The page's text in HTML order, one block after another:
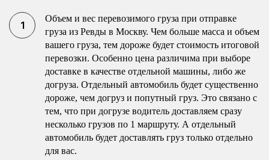
Объем и вес перевозимого груза при отправке
груза из Ревды в Москву. Чем больше масса и объем
вашего груза, тем дороже будет стоимость итоговой
перевозки. Особенно цена различима при выборе
доставке в качестве отдельной машины, либо же
догруза. Отдельный автомобиль будет существенно
дороже, чем догруз и попутный груз. Это связано с
тем, что при догрузе водитель доставляем сразу
несколько грузов по 1 маршруту. А отдельный
автомобиль будет доставлять груз только отдельно
для вас.